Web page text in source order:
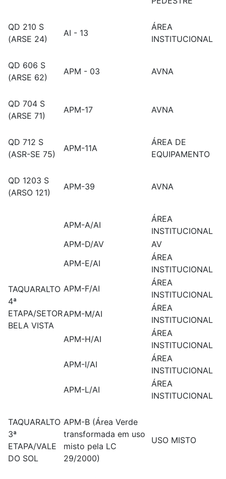
QD 210 S
(ARSE 24)
AI - 13
ÁREA
INSTITUCIONAL
QD 606 S
(ARSE 62)
APM - 03 AVNA
QD 704 S
(ARSE 71)
APM-17 AVNA
QD 712 S
(ASR-SE 75)
APM-11A
ÁREA DE
EQUIPAMENTO
QD 1203 S
(ARSO 121)
APM-39 AVNA
TAQUARALTO
4ª
ETAPA/SETOR
BELA VISTA
APM-A/AI
ÁREA
INSTITUCIONAL
APM-D/AV
AV
APM-E/AI
ÁREA
INSTITUCIONAL
APM-F/AI
ÁREA
INSTITUCIONAL
APM-M/AI
ÁREA
INSTITUCIONAL
APM-H/AI
ÁREA
INSTITUCIONAL
APM-I/AI
ÁREA
INSTITUCIONAL
APM-L/AI
ÁREA
INSTITUCIONAL
TAQUARALTO
3ª
ETAPA/VALE
DO SOL
APM-B (Área Verde
transformada em uso
misto pela LC
29/2000)
USO MISTO